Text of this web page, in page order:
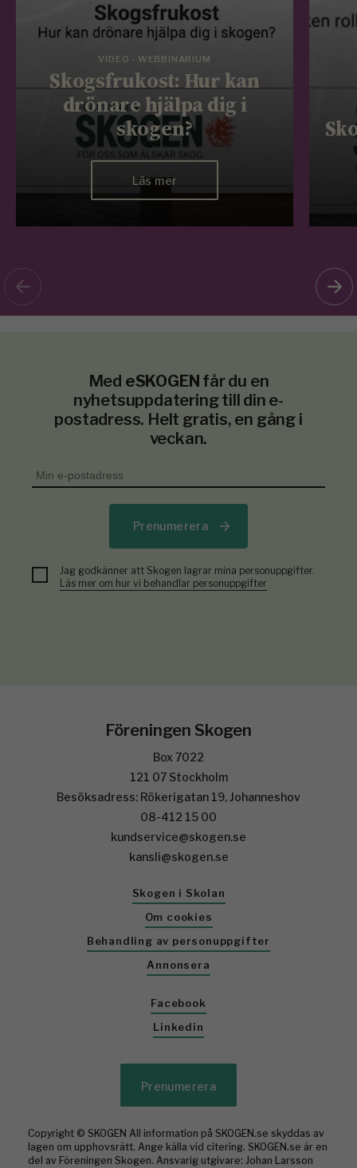
VIDEO - WEBBINARIUM
Skogsfrukost: Hur kan
drönare hjälpa dig i
skogen?
Läs mer
Med eSKOGEN får du en
nyhetsuppdatering till din e-
postadress. Helt gratis, en gång i
veckan.
Prenumerera
Jag godkänner att Skogen lagrar mina personuppgifter.
Läs mer om hur vi behandlar personuppgifter
Föreningen Skogen
Box 7022
121 07 Stockholm
Besöksadress: Rökerigatan 19, Johanneshov
08-412 15 00
kundservice@skogen.se
kansli@skogen.se
Skogen i Skolan
Om cookies
Behandling av personuppgifter
Annonsera
Facebook
Linkedin
Prenumerera
Copyright © SKOGEN All information på SKOGEN.se skyddas av
lagen om upphovsrätt. Ange källa vid citering. SKOGEN.se är en
del av Föreningen Skogen. Ansvarig utgivare: Johan Larsson